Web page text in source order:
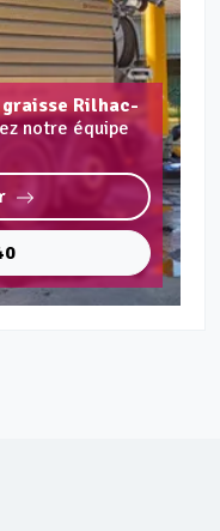
Rilhac-
notre équipe